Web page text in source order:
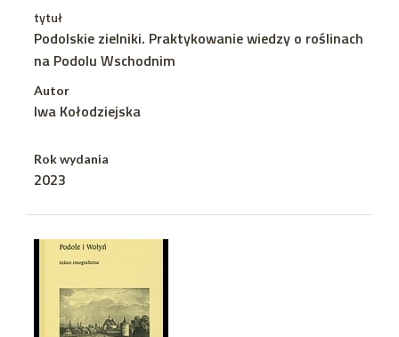
tytuł
Podolskie zielniki. Praktykowanie wiedzy o roślinach
na Podolu Wschodnim
Autor
Iwa Kołodziejska
Rok wydania
2023